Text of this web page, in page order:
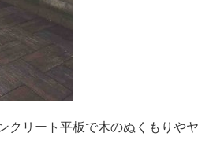
クリート平板で木のぬくもりや